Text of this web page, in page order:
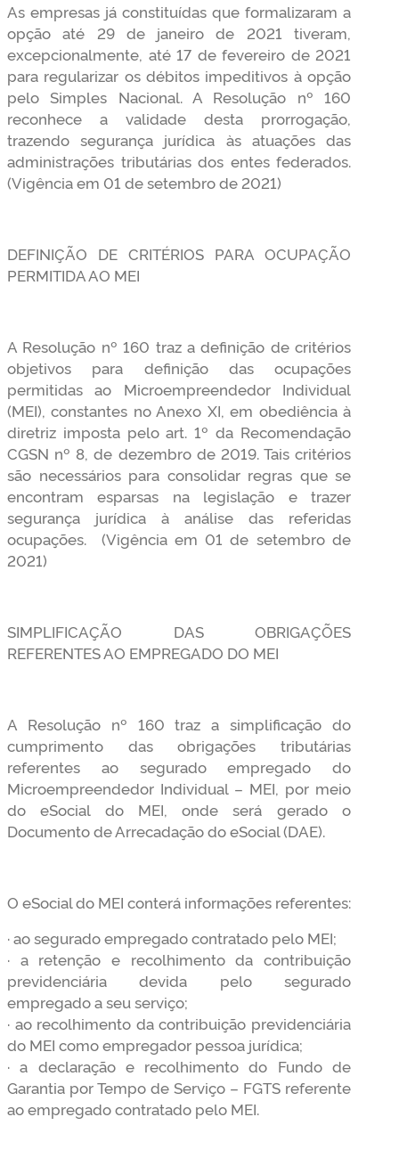
As empresas já constituídas que formalizaram a
opção até 29 de janeiro de 2021 tiveram,
excepcionalmente, até 17 de fevereiro de 2021
para regularizar os débitos impeditivos à opção
pelo Simples Nacional. A Resolução nº 160
reconhece a validade desta prorrogação,
trazendo segurança jurídica às atuações das
administrações tributárias dos entes federados.
(Vigência em 01 de setembro de 2021)
DEFINIÇÃO DE CRITÉRIOS PARA OCUPAÇÃO
PERMITIDA AO MEI
A Resolução nº 160 traz a definição de critérios
objetivos para definição das ocupações
permitidas ao Microempreendedor Individual
(MEI), constantes no Anexo XI, em obediência à
diretriz imposta pelo art. 1º da Recomendação
CGSN nº 8, de dezembro de 2019. Tais critérios
são necessários para consolidar regras que se
encontram esparsas na legislação e trazer
segurança jurídica à análise das referidas
ocupações. (Vigência em 01 de setembro de
2021)
SIMPLIFICAÇÃO DAS OBRIGAÇÕES
REFERENTES AO EMPREGADO DO MEI
A Resolução nº 160 traz a simplificação do
cumprimento das obrigações tributárias
referentes ao segurado empregado do
Microempreendedor Individual – MEI, por meio
do eSocial do MEI, onde será gerado o
Documento de Arrecadação do eSocial (DAE).
O eSocial do MEI conterá informações referentes:
· ao segurado empregado contratado pelo MEI;
· a retenção e recolhimento da contribuição
previdenciária devida pelo segurado
empregado a seu serviço;
· ao recolhimento da contribuição previdenciária
do MEI como empregador pessoa jurídica;
· a declaração e recolhimento do Fundo de
Garantia por Tempo de Serviço – FGTS referente
ao empregado contratado pelo MEI.